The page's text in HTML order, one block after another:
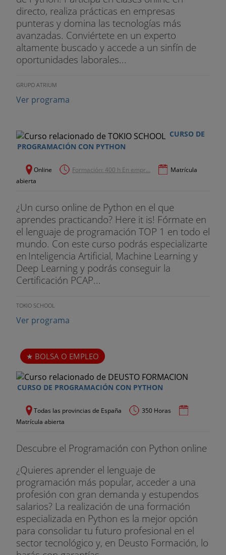
trabajamos que desarrolle una aplicación web que
le ayude con la gestión tanto de sus productos
como con la de sus proveedores. Por lo tanto
vamos a hacer una aplicación que nos sirva de
base de datos, pero también de gestión. Una vez
se plantearán para así incluir la Inteligencia Artificial
en el sistema mejorándolo.
Formación en idiomas
Curso de iniciación a la Programación Orientada a
Objetos
¿Quieres demostrar todo lo aprendido? Al finalizar
tu formación, pondrás a prueba todos los
conocimientos adquiridos y confirmarás que esta
es tu pasión. Nos encargaremos de encontrar las
empresas del sector que más se ajusten a ti para
que ganes experiencia práctica (o, quizás, tu
en el sector y puedas ampliar tu currículum.
La duración se acordará con la empresa en
mínimo 60 horas y como máximo 300.
directo, realiza prácticas en empresas
punteras y domina las tecnologías más
avanzadas. Conviértete en un experto
altamente buscado y accede a un sinfín de
oportunidades laborales...
GRUPO ATRIUM
Ver programa
CURSO DE
PROGRAMACIÓN CON PYTHON
Online Formación: 400 h En empr...
Matrícula
abierta
¿Un curso online de Python en el que
aprendes practicando? Here it is! Fórmate en
el lenguaje de programación TOP 1 en todo el
mundo. Con este curso podrás especializarte
en Inteligencia Artificial, Machine Learning y
Deep Learning y podrás conseguir la
Certificación PCAP...
TOKIO SCHOOL
Ver programa
BOLSA O EMPLEO
CURSO DE PROGRAMACIÓN CON PYTHON
Todas las provincias de España
350 Horas
Matrícula abierta
Descubre el Programación con Python online
¿Quieres aprender el lenguaje de
programación más popular, acceder a una
profesión con gran demanda y estupendos
salarios? La realización de una formación
especializada en Python es la mejor opción
para consolidar tu futuro profesional en el
sector tecnológico y, en Deusto Formación, lo